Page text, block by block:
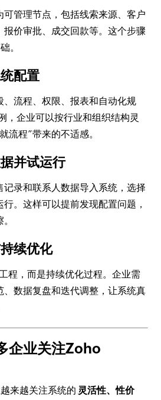
可管理节点，包括线索来源、客户
报价审批、成交回款等。这个步骤
。
配置
、流程、权限、报表和自动化规
，企业可以按行业和组织结构灵
流程”带来的不适感。
并试运行
记录和联系人数据导入系统，选择
。这样可以提前发现配置问题，
续优化
程，而是持续优化过程。企业需
、数据复盘和迭代调整，让系统真
企业关注Zoho
来越关注系统的 灵活性、性价